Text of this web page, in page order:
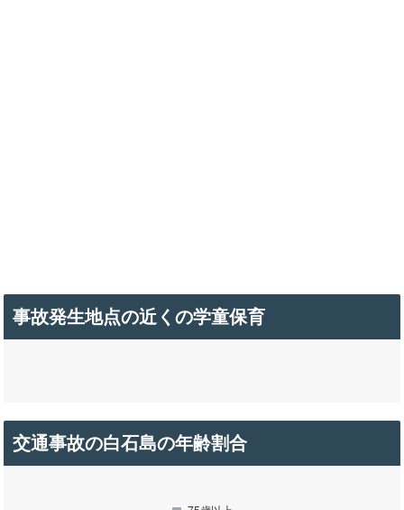
事故発生地点の近くの学童保育
交通事故の白石島の年齢割合